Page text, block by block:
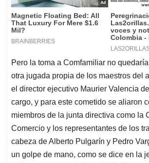
Pero la toma a Comfamiliar no
otra jugada propia de los maestros del
el director ejecutivo Maurier Valencia
cargo, y para este cometido se aliaron
miembros de la junta directiva como la
Comercio y los representantes de los
cabeza de Alberto Pulgarín y Pedro
un golpe de mano, como se dice en la